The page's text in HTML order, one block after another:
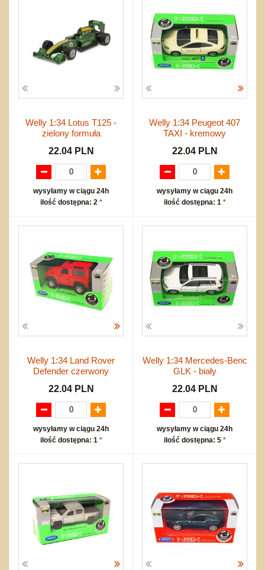
Welly 1:34 Lotus T125 -
zielony formuła
22.04 PLN
wysyłamy w ciągu 24h
ilość dostępna: 2 *
Welly 1:34 Peugeot 407
TAXI - kremowy
22.04 PLN
wysyłamy w ciągu 24h
ilość dostępna: 1 *
Welly 1:34 Land Rover
Defender czerwony
22.04 PLN
wysyłamy w ciągu 24h
ilość dostępna: 1 *
Welly 1:34 Mercedes-Benc
GLK - biały
22.04 PLN
wysyłamy w ciągu 24h
ilość dostępna: 5 *